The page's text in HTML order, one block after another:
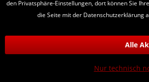
den Privatsphäre-Einstellungen, dort können Sie
die Seite mit der Datenschutzerklärung
Nur technisch
Alle